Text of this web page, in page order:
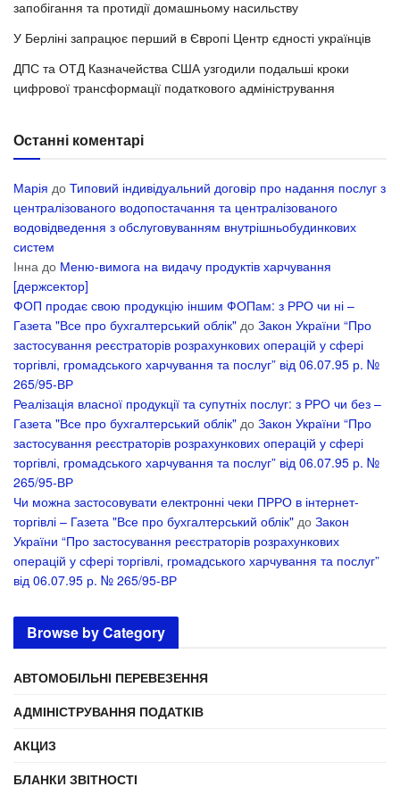
запобігання та протидії домашньому насильству
У Берліні запрацює перший в Європі Центр єдності українців
ДПС та ОТД Казначейства США узгодили подальші кроки
цифрової трансформації податкового адміністрування
Останні коментарі
Марія до Типовий індивідуальний договір про надання послуг з
централізованого водопостачання та централізованого
водовідведення з обслуговуванням внутрішньобудинкових
систем
Інна до Меню-вимога на видачу продуктів харчування
[держсектор]
ФОП продає свою продукцію іншим ФОПам: з РРО чи ні –
Газета "Все про бухгалтерський облік" до Закон України “Про
застосування реєстраторів розрахункових операцій у сфері
торгівлі, громадського харчування та послуг” від 06.07.95 р. №
265/95-ВР
Реалізація власної продукції та супутніх послуг: з РРО чи без –
Газета "Все про бухгалтерський облік" до Закон України “Про
застосування реєстраторів розрахункових операцій у сфері
торгівлі, громадського харчування та послуг” від 06.07.95 р. №
265/95-ВР
Чи можна застосовувати електронні чеки ПРРО в інтернет-
торгівлі – Газета "Все про бухгалтерський облік" до Закон
України “Про застосування реєстраторів розрахункових
операцій у сфері торгівлі, громадського харчування та послуг”
від 06.07.95 р. № 265/95-ВР
Browse by Category
АВТОМОБІЛЬНІ ПЕРЕВЕЗЕННЯ
АДМІНІСТРУВАННЯ ПОДАТКІВ
АКЦИЗ
БЛАНКИ ЗВІТНОСТІ